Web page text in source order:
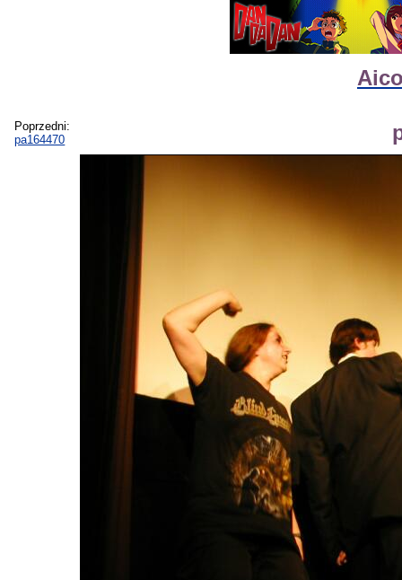
Poprzedni:
pa164470